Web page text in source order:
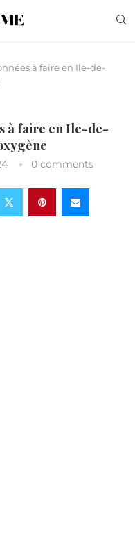
à faire en Ile-de-
à faire en Ile-de-
0 comments